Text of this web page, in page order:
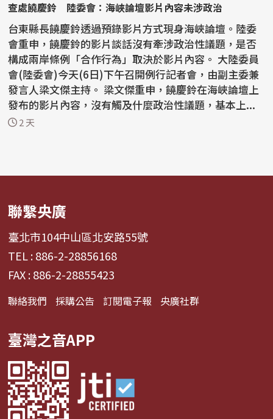
查處饒慶鈴 陸委會：海峽論壇影片內容未涉政治
台東縣長饒慶鈴透過預錄影片方式現身海峽論壇。陸委
會重申，饒慶鈴的影片談話沒有牽涉政治性議題，是否
構成兩岸條例「合作行為」取決於影片內容。 大陸委員
會(陸委會)今天(6日)下午召開例行記者會，由副主委兼
發言人梁文傑主持。 梁文傑重申，饒慶鈴在海峽論壇上
發布的影片內容，沒有觸及什麼政治性議題，基本上...
2 天
聯繫央廣
臺北市104中山區北安路55號
TEL : 886-2-28856168
FAX : 886-2-28855423
聯絡我們 採購公告 訂閱電子報 央廣社群
臺灣之音APP